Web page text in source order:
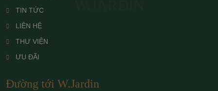
TIN TỨC
LIÊN HỆ
THƯ VIỆN
ƯU ĐÃI
Đường tới W.Jardin